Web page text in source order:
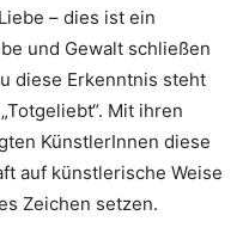
– dies ist ein
und Gewalt schließen
diese Erkenntnis steht
Mit ihren
KünstlerInnen diese
auf künstlerische Weise
Zeichen setzen.